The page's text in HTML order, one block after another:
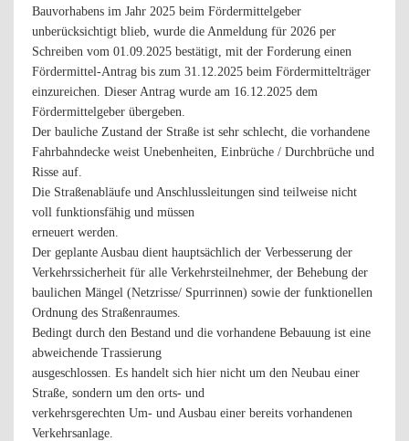
Bauvorhabens im Jahr 2025 beim Fördermittelgeber
unberücksichtigt blieb, wurde die Anmeldung für 2026 per
Schreiben vom 01.09.2025 bestätigt, mit der Forderung einen
Fördermittel-Antrag bis zum 31.12.2025 beim Fördermittelträger
einzureichen. Dieser Antrag wurde am 16.12.2025 dem
Fördermittelgeber übergeben.
Der bauliche Zustand der Straße ist sehr schlecht, die vorhandene
Fahrbahndecke weist Unebenheiten, Einbrüche / Durchbrüche und
Risse auf.
Die Straßenabläufe und Anschlussleitungen sind teilweise nicht
voll funktionsfähig und müssen
erneuert werden.
Der geplante Ausbau dient hauptsächlich der Verbesserung der
Verkehrssicherheit für alle Verkehrsteilnehmer, der Behebung der
baulichen Mängel (Netzrisse/ Spurrinnen) sowie der funktionellen
Ordnung des Straßenraumes.
Bedingt durch den Bestand und die vorhandene Bebauung ist eine
abweichende Trassierung
ausgeschlossen. Es handelt sich hier nicht um den Neubau einer
Straße, sondern um den orts- und
verkehrsgerechten Um- und Ausbau einer bereits vorhandenen
Verkehrsanlage.